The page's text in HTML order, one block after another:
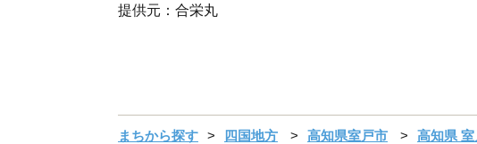
提供元：合栄丸
まちから探す 四国地方 高知県室戸市
高知県